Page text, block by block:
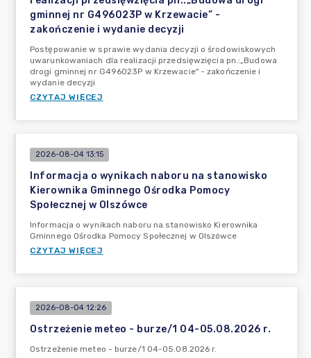
gminnej nr G496023P w Krzewacie” -
zakończenie i wydanie decyzji
Postępowanie w sprawie wydania decyzji o środowiskowych
uwarunkowaniach dla realizacji przedsięwzięcia pn.:„Budowa
drogi gminnej nr G496023P w Krzewacie" - zakończenie i
wydanie decyzji
CZYTAJ WIĘCEJ
2026-08-04 13:15
Informacja o wynikach naboru na stanowisko
Kierownika Gminnego Ośrodka Pomocy
Społecznej w Olszówce
Informacja o wynikach naboru na stanowisko Kierownika
Gminnego Ośrodka Pomocy Społecznej w Olszówce
CZYTAJ WIĘCEJ
2026-08-04 12:26
Ostrzeżenie meteo - burze/1 04-05.08.2026 r.
Ostrzeżenie meteo - burze/1 04-05.08.2026 r.